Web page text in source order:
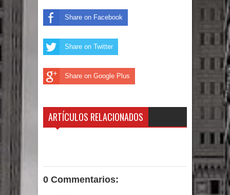
La Fiscalía de Bolivia ordena la
Calor extremo para este jueves en
Share on Facebook
Share on Twitter
Share on Google Plus
ARTÍCULOS RELACIONADOS
0 Commentarios: